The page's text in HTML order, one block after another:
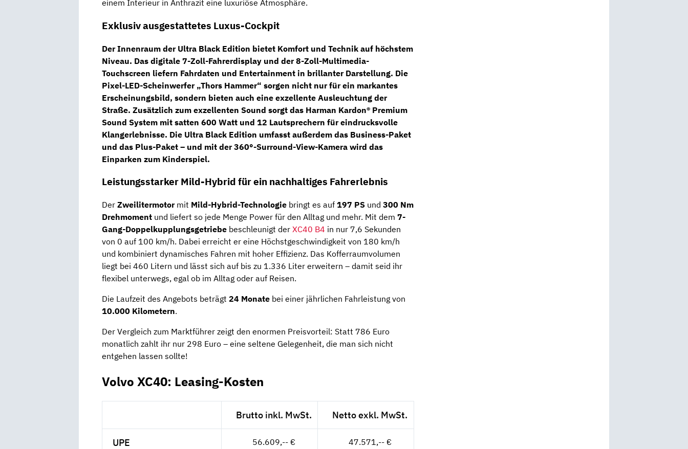
einem Interieur in Anthrazit eine luxuriöse Atmosphäre.
Exklusiv ausgestattetes Luxus-Cockpit
Der Innenraum der Ultra Black Edition bietet Komfort und Technik auf höchstem
Niveau. Das digitale 7-Zoll-Fahrerdisplay und der8-Zoll-Multimedia-
Touchscreen liefern Fahrdaten und Entertainment in brillanter Darstellung. Die
Pixel-LED-Scheinwerfer „Thors Hammer“ sorgen nicht nur für ein markantes
Erscheinungsbild, sondern bieten auch eine exzellente Ausleuchtung der
Straße. Zusätzlich zum exzellenten Sound sorgt das Harman Kardon® Premium
Sound System mit satten 600 Watt und 12 Lautsprechern für eindrucksvolle
Klangerlebnisse. Die Ultra Black Edition umfasst außerdem das Business-Paket
und das Plus-Paket – und mit der360°-Surround-View-Kamera wird das
Einparken zum Kinderspiel.
Leistungsstarker Mild-Hybrid für ein nachhaltiges Fahrerlebnis
Der Zweilitermotormit Mild-Hybrid-Technologie bringt es auf 197 PS und 300 Nm
Drehmoment und liefert so jede Menge Power für den Alltag und mehr. Mit dem 7-
Gang-Doppelkupplungsgetriebe beschleunigt der XC40 B4 in nur 7,6 Sekunden
von 0 auf 100 km/h. Dabei erreicht er eine Höchstgeschwindigkeit von 180 km/h
und kombiniert dynamisches Fahren mit hoher Effizienz. Das Kofferraumvolumen
liegt bei 460 Litern und lässt sich auf bis zu 1.336 Liter erweitern – damit seid ihr
flexibel unterwegs, egal ob im Alltag oder auf Reisen.
Die Laufzeit des Angebots beträgt 24 Monate bei einer jährlichen Fahrleistung von
10.000 Kilometern.
Der Vergleich zum Marktführer zeigt den enormen Preisvorteil: Statt 786 Euro
monatlich zahlt ihr nur 298 Euro – eine seltene Gelegenheit, die man sich nicht
entgehen lassen sollte!
Volvo XC40: Leasing-Kosten
Brutto inkl. MwSt. Netto exkl. MwSt.
UPE 56.609,-- € 47.571,-- €